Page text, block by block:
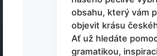
obsahu, který vám
objevit krásu
Ať už hledáte
gramatikou,